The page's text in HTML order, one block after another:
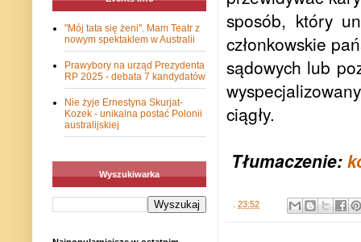
sposób, który
członkowskie
sądowych lub
ciągły.
Tłumaczenie:
. 23:52
"Mój tata się żeni". Mam Teatr z
nowym spektaklem w Australii
Prawybory na urząd Prezydenta
RP 2025 - debata 7 kandydatów
Nie żyje Ernestyna Skurjat-
Kozek - unikalna postać Polonii
australijskiej
Wyszukiwarka